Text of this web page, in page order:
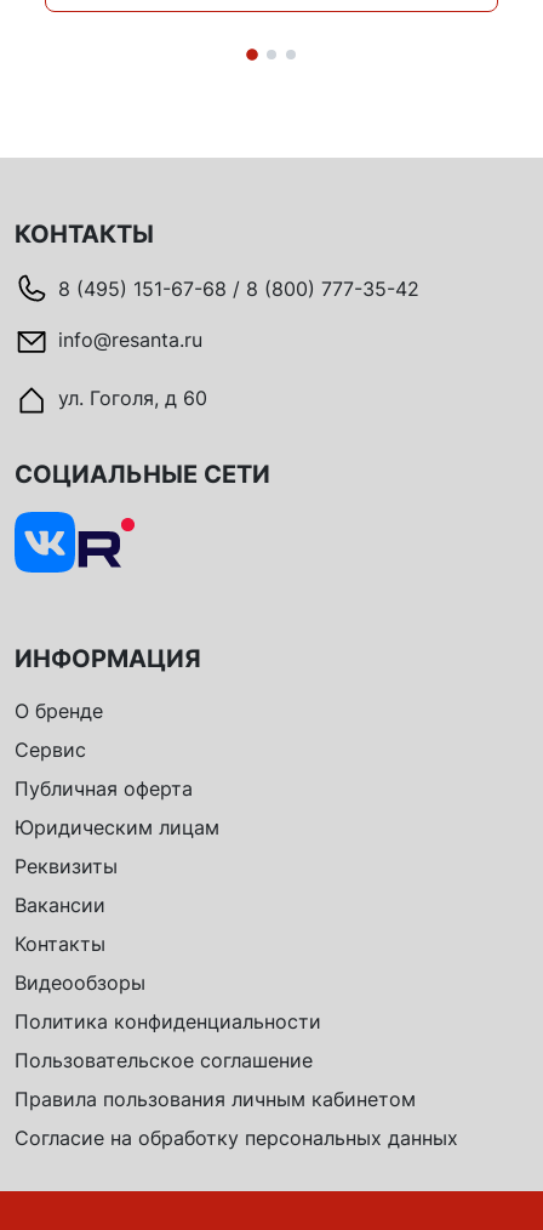
КОНТАКТЫ
8 (495) 151-67-68 / 8 (800) 777-35-42
info@resanta.ru
ул. Гоголя, д 60
ИНФОРМАЦИЯ
О бренде
Сервис
Публичная оферта
Юридическим лицам
Реквизиты
Вакансии
Контакты
Видеообзоры
Политика конфиденциальности
Пользовательское соглашение
Правила пользования личным кабинетом
Согласие на обработку персональных данных
СОЦИАЛЬНЫЕ СЕТИ